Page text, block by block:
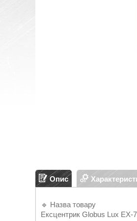
Опис
🔹 Назва товару
Ексцентрик Globus Lux EX-